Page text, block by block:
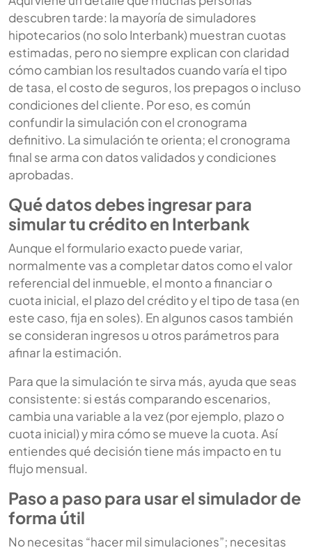
descubren tarde: la mayoría de simuladores
hipotecarios (no solo Interbank) muestran cuotas
estimadas, pero no siempre explican con claridad
cómo cambian los resultados cuando varía el tipo
de tasa, el costo de seguros, los prepagos o incluso
condiciones del cliente. Por eso, es común
confundir la simulación con el cronograma
definitivo. La simulación te orienta; el cronograma
final se arma con datos validados y condiciones
aprobadas.
Qué datos debes ingresar para
simular tu crédito en Interbank
Aunque el formulario exacto puede variar,
normalmente vas a completar datos como el valor
referencial del inmueble, el monto a financiar o
cuota inicial, el plazo del crédito y el tipo de tasa (en
este caso, fija en soles). En algunos casos también
se consideran ingresos u otros parámetros para
afinar la estimación.
Para que la simulación te sirva más, ayuda que seas
consistente: si estás comparando escenarios,
cambia una variable a la vez (por ejemplo, plazo o
cuota inicial) y mira cómo se mueve la cuota. Así
entiendes qué decisión tiene más impacto en tu
flujo mensual.
Paso a paso para usar el simulador de
forma útil
No necesitas “hacer mil simulaciones”; necesitas